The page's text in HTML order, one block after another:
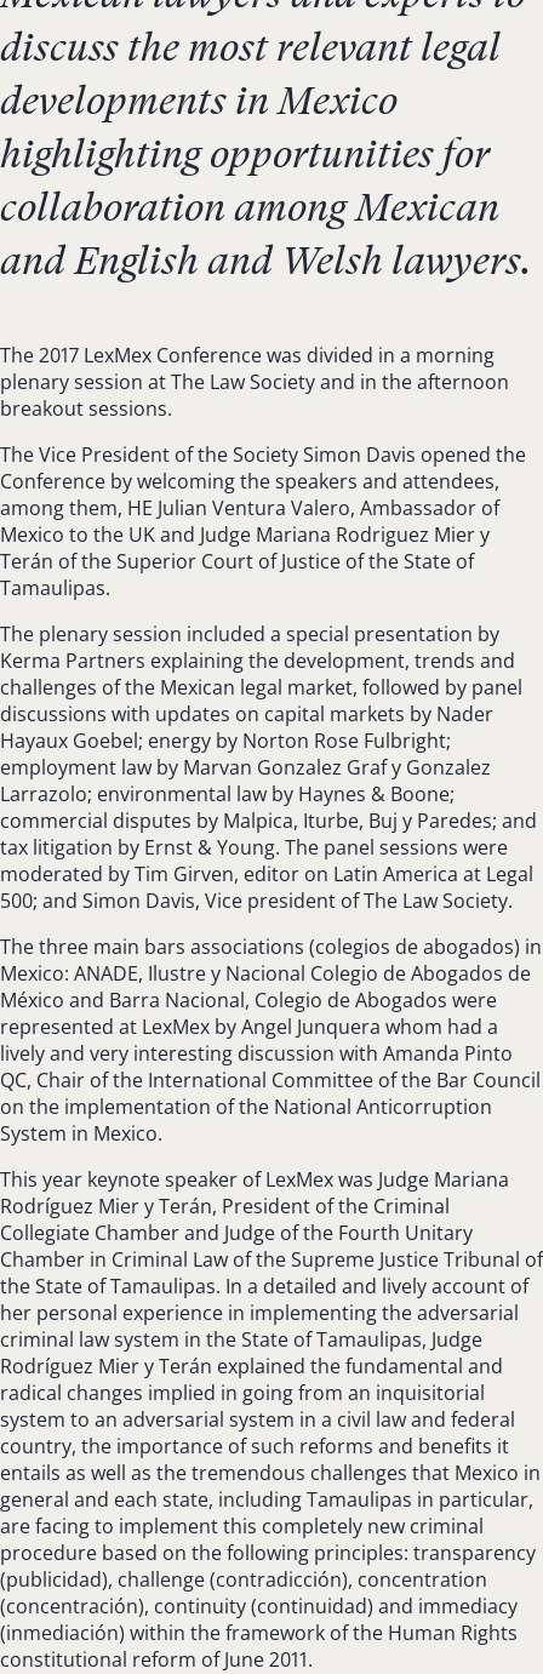
discuss the most relevant legal
developments in Mexico
highlighting opportunities for
collaboration among Mexican
and English and Welsh lawyers.
The 2017 LexMex Conference was divided in a morning
plenary session at The Law Society and in the afternoon
breakout sessions.
The Vice President of the Society Simon Davis opened the
Conference by welcoming the speakers and attendees,
among them, HE Julian Ventura Valero, Ambassador of
Mexico to the UK and Judge Mariana Rodriguez Mier y
Terán of the Superior Court of Justice of the State of
Tamaulipas.
The plenary session included a special presentation by
Kerma Partners explaining the development, trends and
challenges of the Mexican legal market, followed by panel
discussions with updates on capital markets by Nader
Hayaux Goebel; energy by Norton Rose Fulbright;
employment law by Marvan Gonzalez Graf y Gonzalez
Larrazolo; environmental law by Haynes & Boone;
commercial disputes by Malpica, Iturbe, Buj y Paredes; and
tax litigation by Ernst & Young. The panel sessions were
moderated by Tim Girven, editor on Latin America at Legal
500; and Simon Davis, Vice president of The Law Society.
The three main bars associations (colegios de abogados) in
Mexico: ANADE, Ilustre y Nacional Colegio de Abogados de
México and Barra Nacional, Colegio de Abogados were
represented at LexMex by Angel Junquera whom had a
lively and very interesting discussion with Amanda Pinto
QC, Chair of the International Committee of the Bar Council
on the implementation of the National Anticorruption
System in Mexico.
This year keynote speaker of LexMex was Judge Mariana
Rodríguez Mier y Terán, President of the Criminal
Collegiate Chamber and Judge of the Fourth Unitary
Chamber in Criminal Law of the Supreme Justice Tribunal of
the State of Tamaulipas. In a detailed and lively account of
her personal experience in implementing the adversarial
criminal law system in the State of Tamaulipas, Judge
Rodríguez Mier y Terán explained the fundamental and
radical changes implied in going from an inquisitorial
system to an adversarial system in a civil law and federal
country, the importance of such reforms and benefits it
entails as well as the tremendous challenges that Mexico in
general and each state, including Tamaulipas in particular,
are facing to implement this completely new criminal
procedure based on the following principles: transparency
(publicidad), challenge (contradicción), concentration
(concentración), continuity (continuidad) and immediacy
(inmediación) within the framework of the Human Rights
constitutional reform of June 2011.